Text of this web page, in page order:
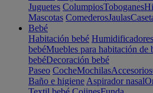
Juguetes ColumpiosToboganes
Mascotas ComederosJaulas
Bebé
Habitación bebé Humidificadores
bebéMuebles para habitación de
bebéDecoración bebé
Paseo CocheMochilasAccesorios
Baño e higiene Aspirador nasal